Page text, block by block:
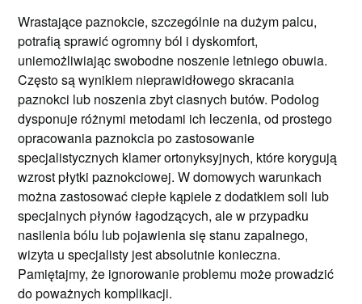
Wrastające paznokcie, szczególnie na dużym palcu,
potrafią sprawić ogromny ból i dyskomfort,
uniemożliwiając swobodne noszenie letniego obuwia.
Często są wynikiem nieprawidłowego skracania
paznokci lub noszenia zbyt ciasnych butów. Podolog
dysponuje różnymi metodami ich leczenia, od prostego
opracowania paznokcia po zastosowanie
specjalistycznych klamer ortonyksyjnych, które korygują
wzrost płytki paznokciowej. W domowych warunkach
można zastosować ciepłe kąpiele z dodatkiem soli lub
specjalnych płynów łagodzących, ale w przypadku
nasilenia bólu lub pojawienia się stanu zapalnego,
wizyta u specjalisty jest absolutnie konieczna.
Pamiętajmy, że ignorowanie problemu może prowadzić
do poważnych komplikacji.